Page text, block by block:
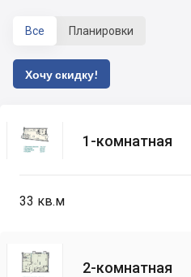
Все Планировки
Хочу скидку!
1-комнатная
33 кв.м
2-комнатная